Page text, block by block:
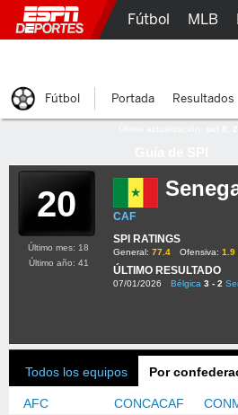
20
CAF
SPI RATINGS
General: 77.4 Ofensiva: 1.9
ÚLTIMO RESULTADO
07/01/2026 Bélgica 3 - 2
Último mes: 18
Último año: 41
Todos los equipos Por
AFC CONCACAF
Fútbol MLB
Fútbol Portada Resultados